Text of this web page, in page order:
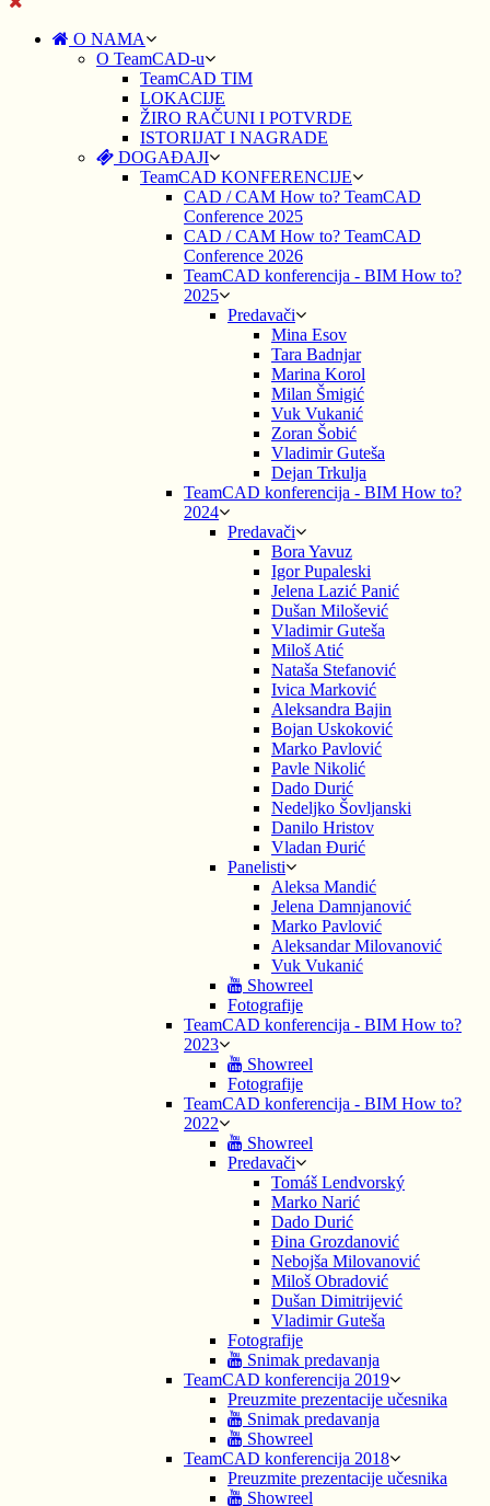
O NAMA
O TeamCAD-u
TeamCAD TIM
LOKACIJE
ŽIRO RAČUNI I POTVRDE
ISTORIJAT I NAGRADE
DOGAĐAJI
TeamCAD KONFERENCIJE
CAD / CAM How to? TeamCAD
Conference 2025
CAD / CAM How to? TeamCAD
Conference 2026
TeamCAD konferencija - BIM How to?
2025
Predavači
Mina Esov
Tara Badnjar
Marina Korol
Milan Šmigić
Vuk Vukanić
Zoran Šobić
Vladimir Guteša
Dejan Trkulja
TeamCAD konferencija - BIM How to?
2024
Predavači
Bora Yavuz
Igor Pupaleski
Jelena Lazić Panić
Dušan Milošević
Vladimir Guteša
Miloš Atić
Nataša Stefanović
Ivica Marković
Aleksandra Bajin
Bojan Uskoković
Marko Pavlović
Pavle Nikolić
Dado Durić
Nedeljko Šovljanski
Danilo Hristov
Vladan Đurić
Panelisti
Aleksa Mandić
Jelena Damnjanović
Marko Pavlović
Aleksandar Milovanović
Vuk Vukanić
Showreel
Fotografije
TeamCAD konferencija - BIM How to?
2023
Showreel
Fotografije
TeamCAD konferencija - BIM How to?
2022
Showreel
Predavači
Tomáš Lendvorský
Marko Narić
Dado Durić
Đina Grozdanović
Nebojša Milovanović
Miloš Obradović
Dušan Dimitrijević
Vladimir Guteša
Fotografije
Snimak predavanja
TeamCAD konferencija 2019
Preuzmite prezentacije učesnika
Snimak predavanja
Showreel
TeamCAD konferencija 2018
Preuzmite prezentacije učesnika
Showreel